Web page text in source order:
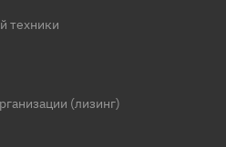
техники
(лизинг)